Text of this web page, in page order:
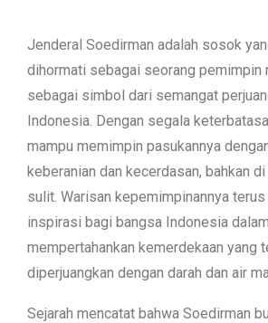
Jenderal Soedirman adalah sosok
dihormati sebagai seorang pemimpin
sebagai simbol dari semangat
Indonesia. Dengan segala
mampu memimpin pasukannya
keberanian dan kecerdasan, bahkan
sulit. Warisan kepemimpinannya
inspirasi bagi bangsa Indonesia
mempertahankan kemerdekaan yang
diperjuangkan dengan darah dan air
Sejarah mencatat bahwa Soedirman